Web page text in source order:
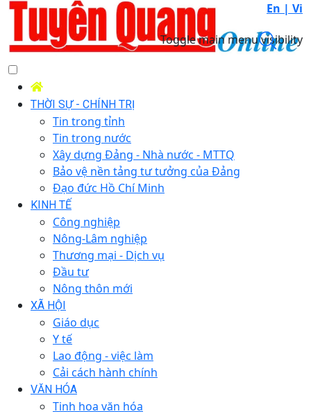
En | Vi
Toggle main menu visibility
THỜI SỰ - CHÍNH TRỊ
Tin trong tỉnh
Tin trong nước
Xây dựng Đảng - Nhà nước - MTTQ
Bảo vệ nền tảng tư tưởng của Đảng
Đạo đức Hồ Chí Minh
KINH TẾ
Công nghiệp
Nông-Lâm nghiệp
Thương mại - Dịch vụ
Đầu tư
Nông thôn mới
XÃ HỘI
Giáo dục
Y tế
Lao động - việc làm
Cải cách hành chính
VĂN HÓA
Tinh hoa văn hóa